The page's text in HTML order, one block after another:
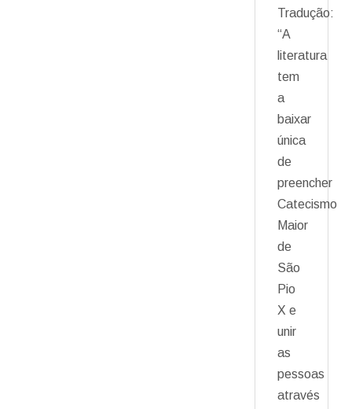
Tradução:
“A
literatura
tem
a
baixar
única
de
preencher
Catecismo
Maior
de
São
Pio
X e
unir
as
pessoas
através